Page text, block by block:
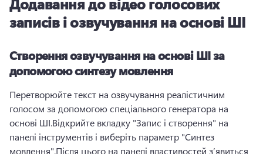
записів і озвучування на основі ШІ
Створення озвучування на основі ШІ за
допомогою синтезу мовлення
Перетворюйте текст на озвучування реалістичним
голосом за допомогою спеціального генератора на
основі ШІ.Відкрийте вкладку "Запис і створення" на
панелі інструментів і виберіть параметр "Синтез
мовлення".Після цього на панелі властивостей з’явиться